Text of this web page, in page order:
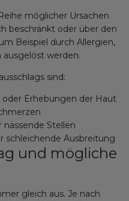
möglicher Ursachen
beschränkt oder über den
Beispiel durch Allergien,
werden.
sind:
Erhebungen der Haut
nässende Stellen
schleichende Ausbreitung
und mögliche
gleich aus. Je nach